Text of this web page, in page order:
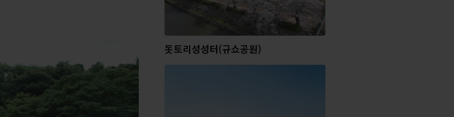
돗토리성성터(규쇼공원)